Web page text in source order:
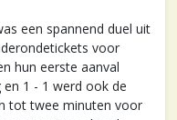
een spannend duel uit
voor
hun eerste aanval
1 - 1 werd ook de
tot twee minuten voor